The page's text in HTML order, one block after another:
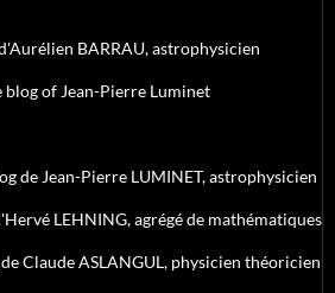
BARRAU, astrophysicien
blog of Jean-Pierre Luminet
de Jean-Pierre LUMINET, astrophysicien
LEHNING, agrégé de mathématiques
Claude ASLANGUL, physicien théoricien